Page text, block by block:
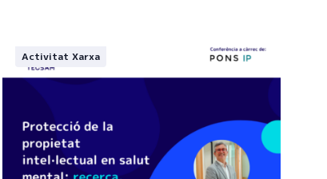
Activitat Xarxa